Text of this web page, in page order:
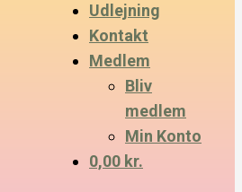
Udlejning
Kontakt
Medlem
Bliv
medlem
Min Konto
0,00 kr.